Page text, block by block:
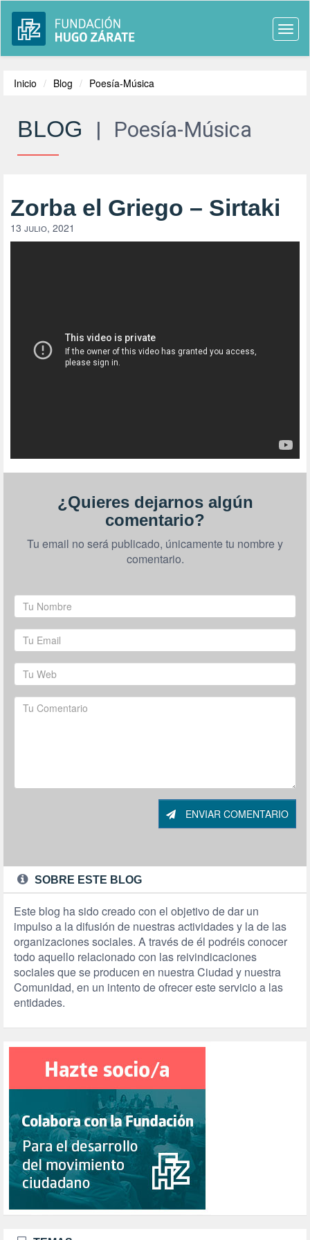
Inicio Blog Poesía-Música
BLOG | Poesía-Música
Zorba el Griego – Sirtaki
13 julio, 2021
¿Quieres dejarnos algún
comentario?
Tu email no será publicado, únicamente tu nombre y
comentario.
ENVIAR COMENTARIO
SOBRE ESTE BLOG
Este blog ha sido creado con el objetivo de dar un
impulso a la difusión de nuestras actividades y la de las
organizaciones sociales. A través de él podréis conocer
todo aquello relacionado con las reivindicaciones
sociales que se producen en nuestra Ciudad y nuestra
Comunidad, en un intento de ofrecer este servicio a las
entidades.